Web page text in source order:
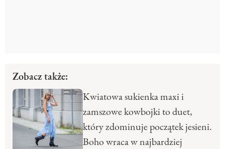
Zobacz także:
Kwiatowa sukienka maxi i
zamszowe kowbojki to duet,
który zdominuje początek jesieni.
Boho wraca w najbardziej